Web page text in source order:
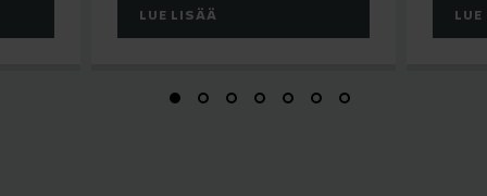
LUE LISÄÄ